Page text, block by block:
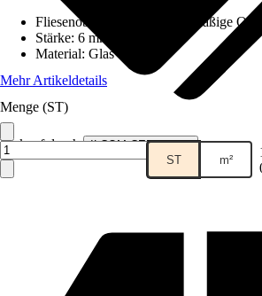
Verkauf durch: ILCOM CERAMICA
Fliesenoberfläche
Ungleichmäßige Optik
Stärke: 6 mm
Material: Glas
Mehr Artikeldetails
Menge (ST)
ST m²